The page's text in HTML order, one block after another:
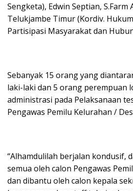
Sengketa), Edwin Septian, S.Farm
Telukjambe Timur (Kordiv.
Partisipasi Masyarakat dan
Sebanyak 15 orang yang
laki-laki dan 5 orang perempuan
administrasi pada Pelaksanaan
Pengawas Pemilu Kelurahan /
“Alhamdulilah berjalan kondusif,
semua oleh calon Pengawas
dan dibantu oleh calon kepala